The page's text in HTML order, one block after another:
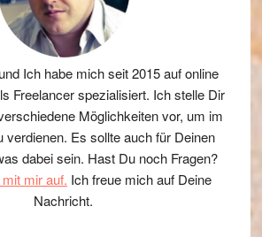
Ich habe mich seit 2015 auf online
Freelancer spezialisiert. Ich stelle Dir
Möglichkeiten vor, um im
verdienen. Es sollte auch für Deinen
dabei sein. Hast Du noch Fragen?
mir auf. Ich freue mich auf Deine
Nachricht.